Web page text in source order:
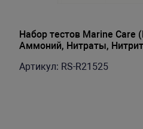
Набор тестов Marine Care
Аммоний, Нитраты,
Артикул: RS-R21525